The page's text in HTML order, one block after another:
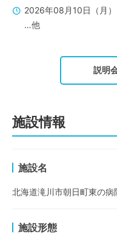
2026年08月10日（月）
…他
説明
施設情報
施設名
北海道滝川市朝日町東の病
施設形態